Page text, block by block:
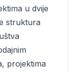
u dvije
struktura
projektima